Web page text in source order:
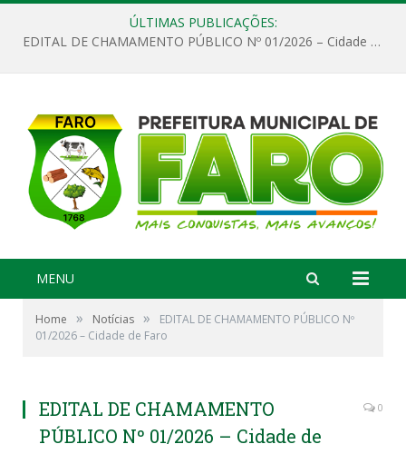
ÚLTIMAS PUBLICAÇÕES:
EDITAL DE CHAMAMENTO PÚBLICO Nº 01/2026 – Cidade de Faro
MENU
Home » Notícias »
EDITAL DE CHAMAMENTO PÚBLICO Nº
01/2026 – Cidade de Faro
EDITAL DE CHAMAMENTO
PÚBLICO Nº 01/2026 – Cidade de
0